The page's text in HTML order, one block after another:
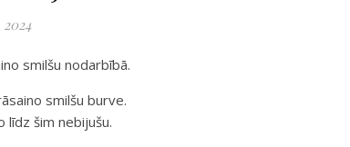
smilšu nodarbībā.
smilšu burve.
līdz šim nebijušu.